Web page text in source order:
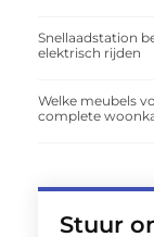
Snellaadstation
elektrisch rijden
Welke meubels
complete
Stuur